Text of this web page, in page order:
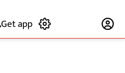
Get app